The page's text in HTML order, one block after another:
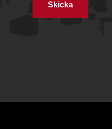
identifierare och
som vi
Skicka